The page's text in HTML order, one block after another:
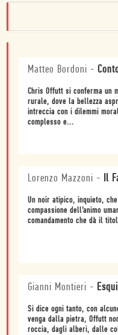
Matteo Bordoni -
Chris Offutt si conferma un
rurale, dove la bellezza
intreccia con i dilemmi
complesso e...
Lorenzo Mazzoni - Il
Un noir atipico, inquieto,
compassione dell’animo
comandamento che dà il
Gianni Montieri -
Si dice ogni tanto, con
venga dalla pietra, Offutt
roccia, dagli alberi, dalle